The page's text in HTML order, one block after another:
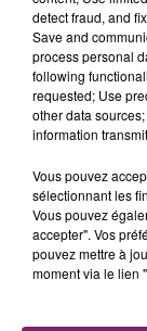
detect fraud, and
Save and
process personal
following
requested; Use
other data
information
Vous pouvez
sélectionnant les
Vous pouvez
accepter". Vos
pouvez mettre à
moment via le lien